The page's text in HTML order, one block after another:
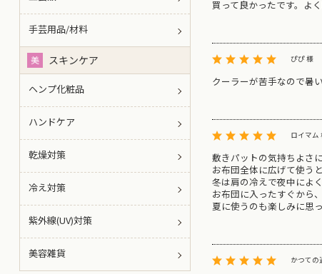
買って良かったです。よく
ぴぴ 様
クーラーが苦手なので暑
ロイマム
敷きパットの気持ちよさ
お布団全体に広げて使う
冬は肩の冷えで夜中によ
お布団に入ったすぐから
夏に使うのも楽しみに思っ
かつての
手芸用品/材料
美 スキンケア
ヘンプ化粧品
ハンドケア
乾燥対策
冷え対策
紫外線(UV)対策
美容雑貨